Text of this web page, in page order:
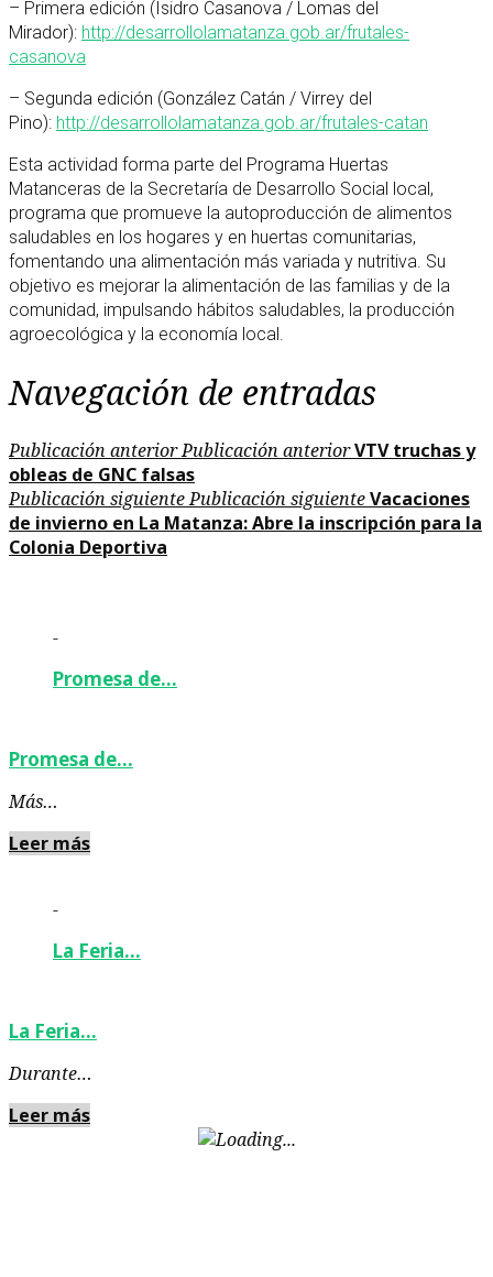
– Primera edición (Isidro Casanova / Lomas del
Mirador): http://desarrollolamatanza.gob.ar/frutales-
casanova
– Segunda edición (González Catán / Virrey del
Pino): http://desarrollolamatanza.gob.ar/frutales-catan
Esta actividad forma parte del Programa Huertas
Matanceras de la Secretaría de Desarrollo Social local,
programa que promueve la autoproducción de alimentos
saludables en los hogares y en huertas comunitarias,
fomentando una alimentación más variada y nutritiva. Su
objetivo es mejorar la alimentación de las familias y de la
comunidad, impulsando hábitos saludables, la producción
agroecológica y la economía local.
Navegación de entradas
Publicación anteriorPublicación anteriorVTV truchas y
obleas de GNC falsas
Publicación siguientePublicación siguienteVacaciones
de invierno en La Matanza: Abre la inscripción para la
Colonia Deportiva
-
Promesa de…
Promesa de…
Más…
Leer más
-
La Feria…
La Feria…
Durante…
Leer más